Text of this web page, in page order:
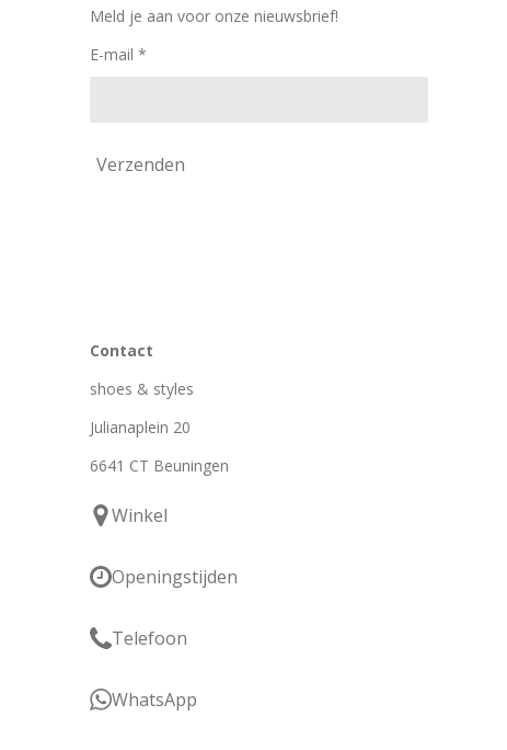
k
a
Meld je aan voor onze nieuwsbrief!
E-mail *
Verzenden
Contact
shoes & styles
Julianaplein 20
6641 CT Beuningen
Winkel
Openingstijden
Telefoon
WhatsApp